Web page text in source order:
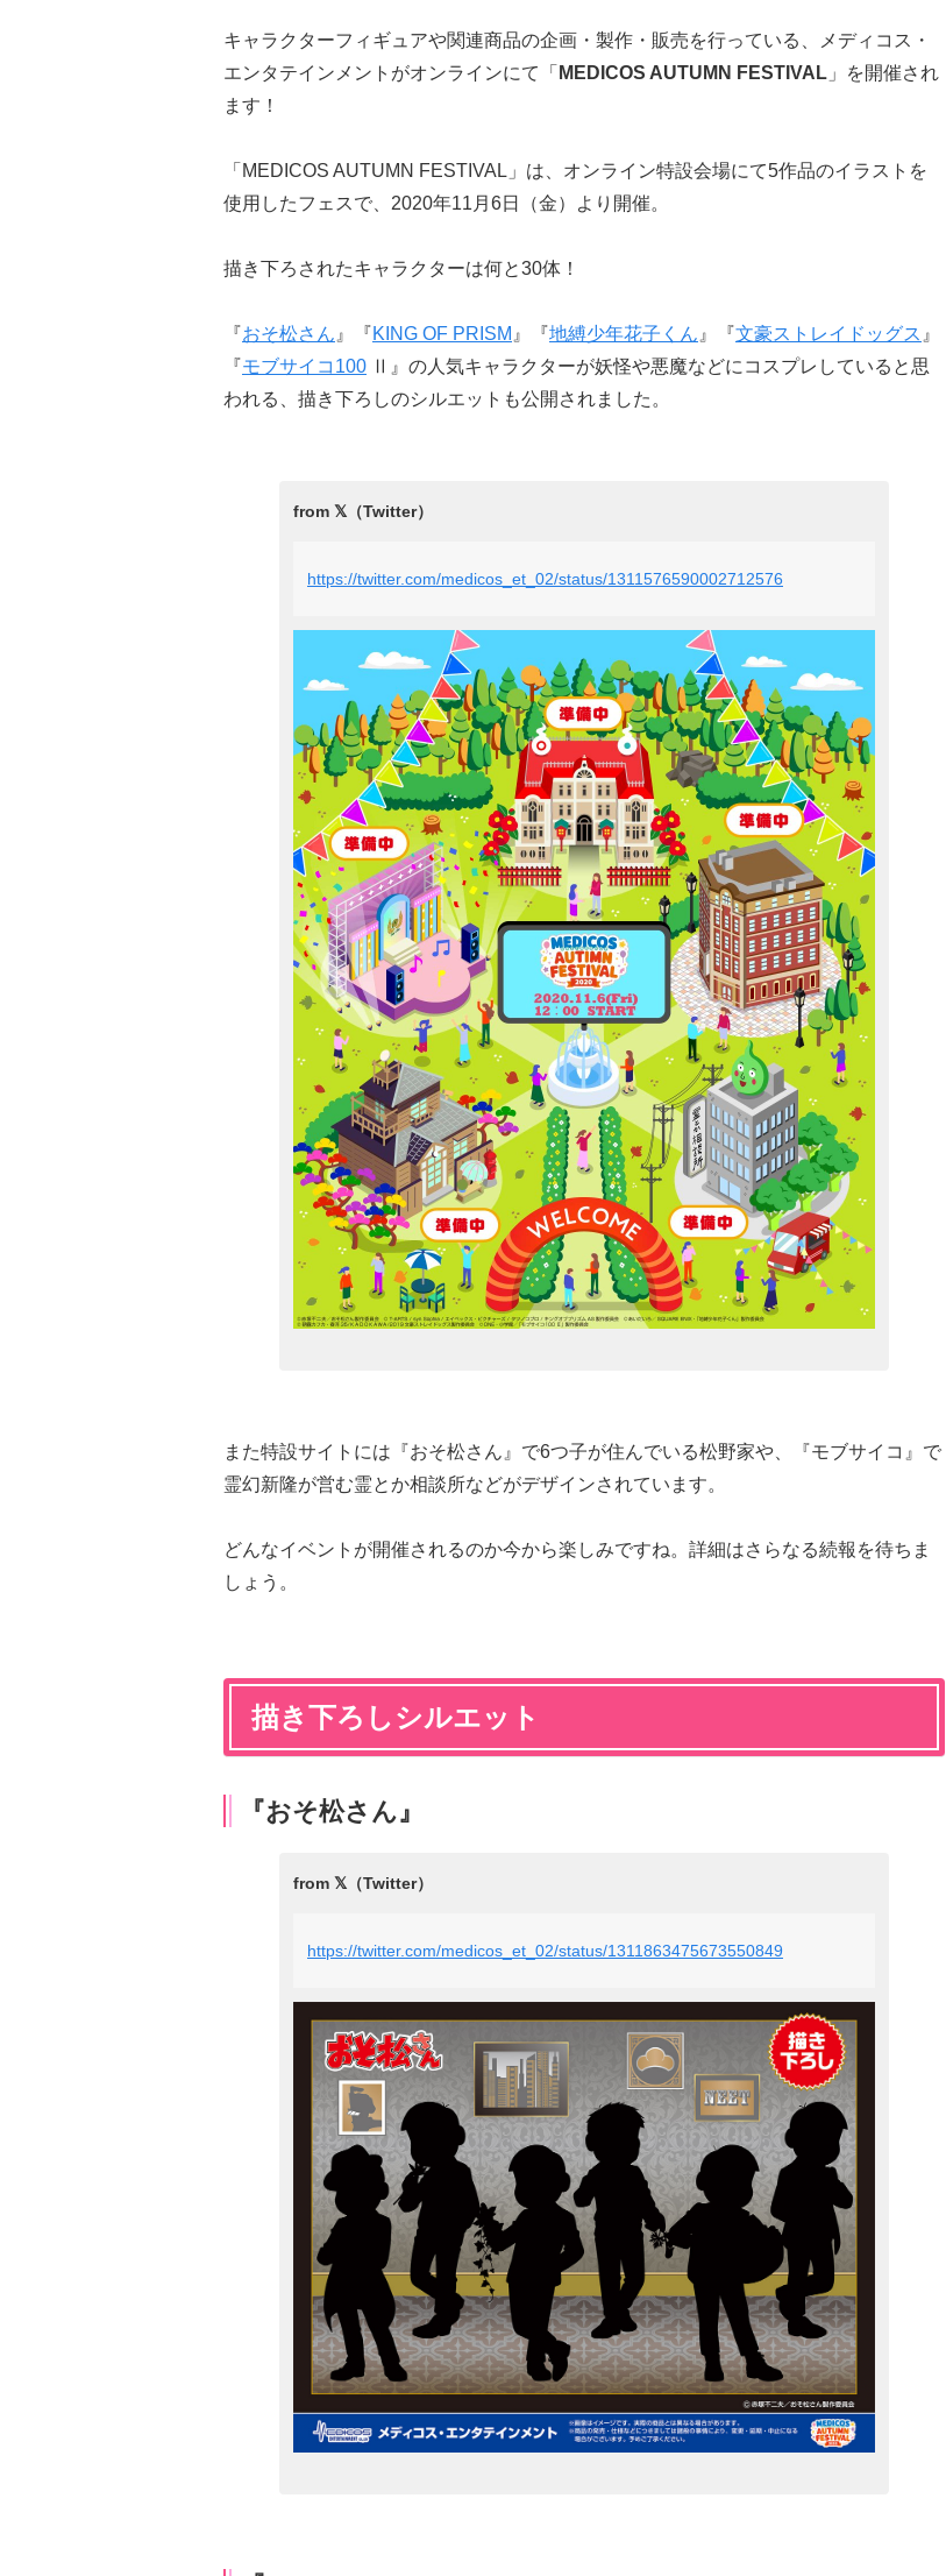
キャラクターフィギュアや関連商品の企画・製作・販売を行っている、メディコス・
エンタテインメントがオンラインにて「 MEDICOS AUTUMN FESTIVAL 」を開催され
ます！
「MEDICOS AUTUMN FESTIVAL」は、オンライン特設会場にて5作品のイラストを
使用したフェスで、2020年11月6日（金）より開催。
描き下ろされたキャラクターは何と30体！
『おそ松さん 』『KING OF PRISM 』『地縛少年花子くん 』『文豪ストレイドッグス 』
『モブサイコ100 Ⅱ』の人気キャラクターが妖怪や悪魔などにコスプレしていると思
われる、描き下ろしのシルエットも公開されました。
https://twitter.com/medicos_et_02/status/1311576590002712576
また特設サイトには『おそ松さん』で6つ子が住んでいる松野家や、『モブサイコ』で
霊幻新隆が営む霊とか相談所などがデザインされています。
どんなイベントが開催されるのか今から楽しみですね。詳細はさらなる続報を待ちま
しょう。
描き下ろしシルエット
『おそ松さん』
https://twitter.com/medicos_et_02/status/1311863475673550849